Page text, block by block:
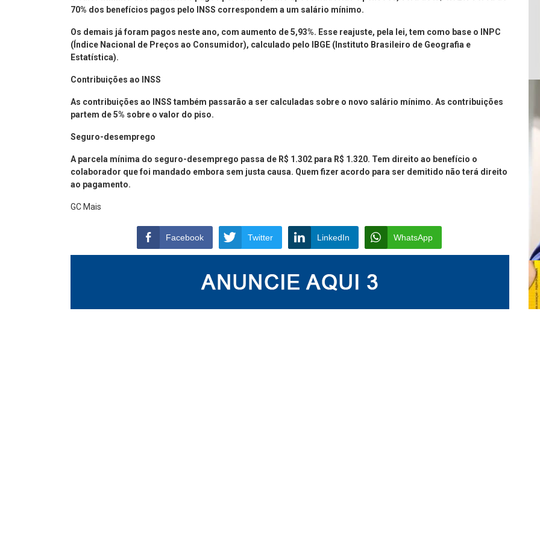
70% dos benefícios pagos pelo INSS correspondem a um salário mínimo.
Os demais já foram pagos neste ano, com aumento de 5,93%. Esse reajuste, pela lei, tem como base o INPC
(Índice Nacional de Preços ao Consumidor), calculado pelo IBGE (Instituto Brasileiro de Geografia e
Estatística).
Contribuições ao INSS
As contribuições ao INSS também passarão a ser calculadas sobre o novo salário mínimo. As contribuições
partem de 5% sobre o valor do piso.
Seguro-desemprego
A parcela mínima do seguro-desemprego passa de R$ 1.302 para R$ 1.320. Tem direito ao benefício o
colaborador que foi mandado embora sem justa causa. Quem fizer acordo para ser demitido não terá direito
ao pagamento.
GC Mais
Facebook Twitter LinkedIn WhatsApp